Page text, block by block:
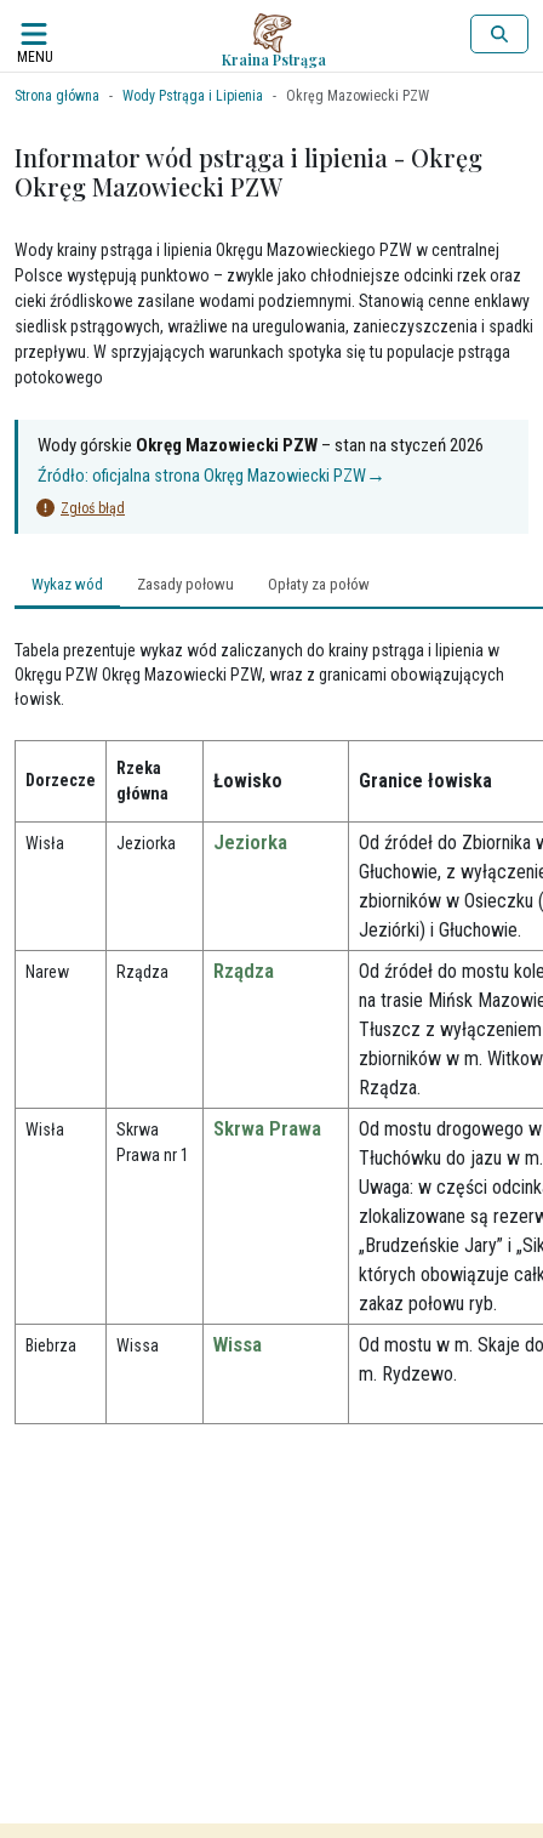
MENU Kraina Pstrąga
Strona główna Wody Pstrąga i Lipienia Okręg Mazowiecki PZW
Informator wód pstrąga i lipienia - Okręg
Okręg Mazowiecki PZW
Wody krainy pstrąga i lipienia Okręgu Mazowieckiego PZW w centralnej
Polsce występują punktowo – zwykle jako chłodniejsze odcinki rzek oraz
cieki źródliskowe zasilane wodami podziemnymi. Stanowią cenne enklawy
siedlisk pstrągowych, wrażliwe na uregulowania, zanieczyszczenia i spadki
przepływu. W sprzyjających warunkach spotyka się tu populacje pstrąga
potokowego
Wody górskie Okręg Mazowiecki PZW – stan nastyczeń 2026
Źródło: oficjalna stronaOkręg Mazowiecki PZW→
Zgłoś błąd
Wykaz wód Zasady połowu Opłaty za połów
Tabela prezentuje wykaz wód zaliczanych do krainy pstrąga i lipienia w
Okręgu PZW Okręg Mazowiecki PZW, wraz z granicami obowiązujących
łowisk.
Dorzecze
Rzeka
główna
Łowisko Granice łowiska
Wisła Jeziorka Jeziorka
Od źródeł do Zbiornika
Głuchowie, z
zbiorników w Osieczku
Jeziórki) i Głuchowie.
Narew Rządza Rządza
Od źródeł do mostu
na trasie Mińsk
Tłuszcz z wyłączeniem
zbiorników w m.
Rządza.
Wisła
Skrwa
Prawa nr 1
Skrwa Prawa
Od mostu drogowego w
Tłuchówku do jazu w
Uwaga: w części
zlokalizowane są
„Brudzeńskie Jary” i
których obowiązuje
zakaz połowu ryb.
Biebrza Wissa Wissa
Od mostu w m. Skaje
m. Rydzewo.